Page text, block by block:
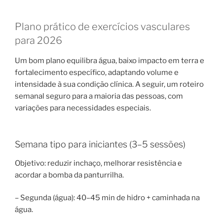
Plano prático de exercícios vasculares
para 2026
Um bom plano equilibra água, baixo impacto em terra e
fortalecimento específico, adaptando volume e
intensidade à sua condição clínica. A seguir, um roteiro
semanal seguro para a maioria das pessoas, com
variações para necessidades especiais.
Semana tipo para iniciantes (3–5 sessões)
Objetivo: reduzir inchaço, melhorar resistência e
acordar a bomba da panturrilha.
– Segunda (água): 40–45 min de hidro + caminhada na
água.